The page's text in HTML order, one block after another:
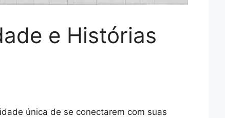
e Histórias
única de se conectarem com suas